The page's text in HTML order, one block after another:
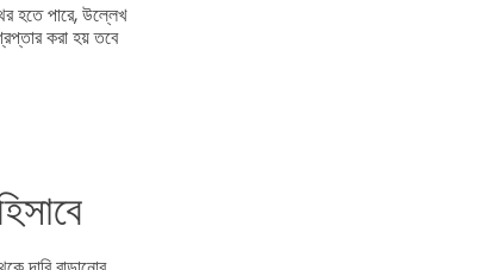
হতে পারে, উল্লেখ
করা হয় তবে